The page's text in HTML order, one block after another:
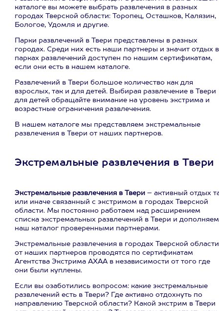
каталоге вы можете выбрать развлечения в разных
городах Тверской области: Торопец, Осташков, Калязин,
Бологое, Удомля и другие.
Парки развлечений в Твери представлены в разных
городах. Среди них есть наши партнеры и значит отдых в
парках развлечений доступен по нашим сертификатам,
если они есть в нашем каталоге.
Развлечений в Твери большое количество как для
взрослых, так и для детей. Выбирая развлечение в Твери
для детей обращайте внимание на уровень экстрима и
возрастные ограничения развлечения.
В нашем каталоге мы представляем экстремальные
развлечения в Твери от наших партнеров.
Экстремальные развлечения в Твери
Экстремальные развлечения в Твери – активный отдых
или иначе связанный с экстримом в городах Тверской
области. Мы постоянно работаем над расширением
списка экстремальных развлечений в Твери и дополняем
наш каталог проверенными партнерами.
Экстремальные развлечения в городах Тверской области
от наших партнеров проводятся по сертификатам
Агентства Экстрима АХАА в независимости от того где
они были куплены.
Если вы озаботились вопросом: какие экстремальные
развлечений есть в Твери? Где активно отдохнуть по
направлению Тверской области? Какой экстрим в Твери